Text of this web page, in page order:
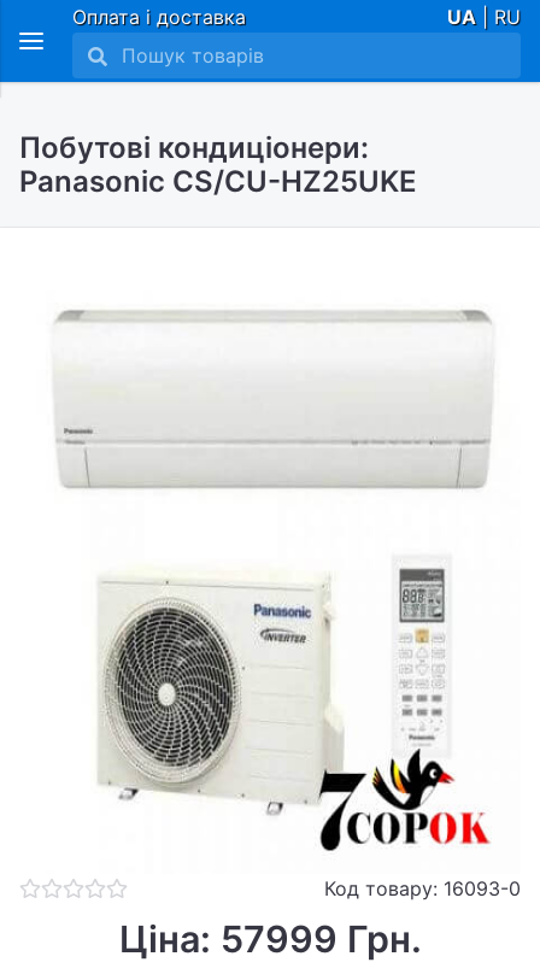
Оплата і доставка UA | RU
Побутові кондиціонери:
Panasonic CS/CU-HZ25UKE
Код товару: 16093-0
Ціна: 57999 Грн.